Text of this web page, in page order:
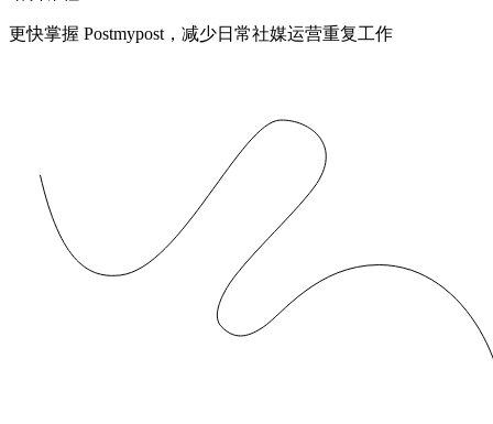
更快掌握 Postmypost，减少日常社媒运营重复工作